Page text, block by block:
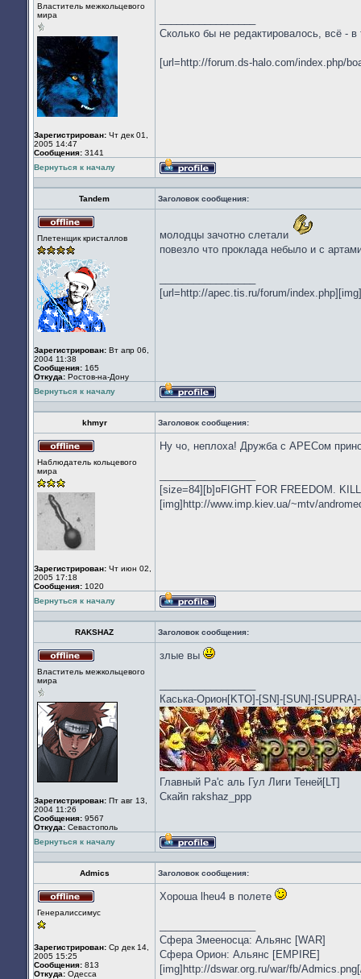
в
Властитель межкольцевого
мира
Зарегистрирован: Чт дек 01,
2005 14:47
Сообщения: 3141
Сколько бы не редактировалось, всё - в
[url=http://forum.ds-halo.com/index.php/
Вернуться к началу
Профиль
Tandem Заголовок сообщения:
в
Плетенщик кристаллов
Зарегистрирован: Вт апр 06,
2004 11:38
Сообщения: 165
Откуда: Ростов-на-Дону
молодцы зачотно слетали
повезло что проклада небыло и с
[url=http://apec.tis.ru/forum/
Вернуться к началу
Профиль
khmyr Заголовок сообщения:
в
Наблюдатель кольцевого
мира
Зарегистрирован: Чт июн 02,
2005 17:18
Сообщения: 1020
Ну чо, неплоха! Дружба с АРЕСом
[size=84][b]¤FIGHT FOR FREEDOM.
[img]http://www.imp.kiev.ua/~mtv/
Вернуться к началу
Профиль
RAKSHAZ Заголовок сообщения:
в
Властитель межкольцевого
мира
Зарегистрирован: Пт авг 13,
2004 11:26
Сообщения: 9567
Откуда: Севастополь
злые вы
Каська-Орион[KTO]-[SN]-[SUN]-
Главный Ра'с аль Гул Лиги Теней[LT]
Скайп rakshaz_ppp
Вернуться к началу
Профиль
Admics Заголовок сообщения:
в
Генералиссимус
Зарегистрирован: Ср дек 14,
2005 15:25
Сообщения: 813
Откуда: Одесса
Хороша lheu4 в полете
Сфера Змееносца: Альянс [WAR]
Сфера Орион: Альянс [EMPIRE]
[img]http://dswar.org.ru/war/fb/